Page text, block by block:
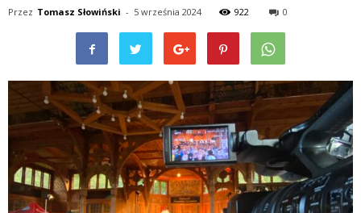
Przez Tomasz Słowiński - 5 września 2024 922 0